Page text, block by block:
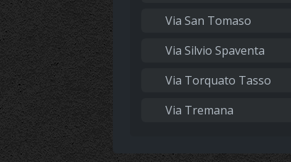
Via San Tomaso
Via Silvio Spaventa
Via Torquato Tasso
Via Tremana